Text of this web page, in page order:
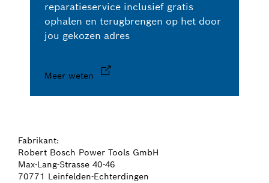
reparatieservice inclusief gratis
ophalen en terugbrengen op het door
jou gekozen adres
Meer weten
Fabrikant:
Robert Bosch Power Tools GmbH
Max-Lang-Strasse 40-46
70771 Leinfelden-Echterdingen